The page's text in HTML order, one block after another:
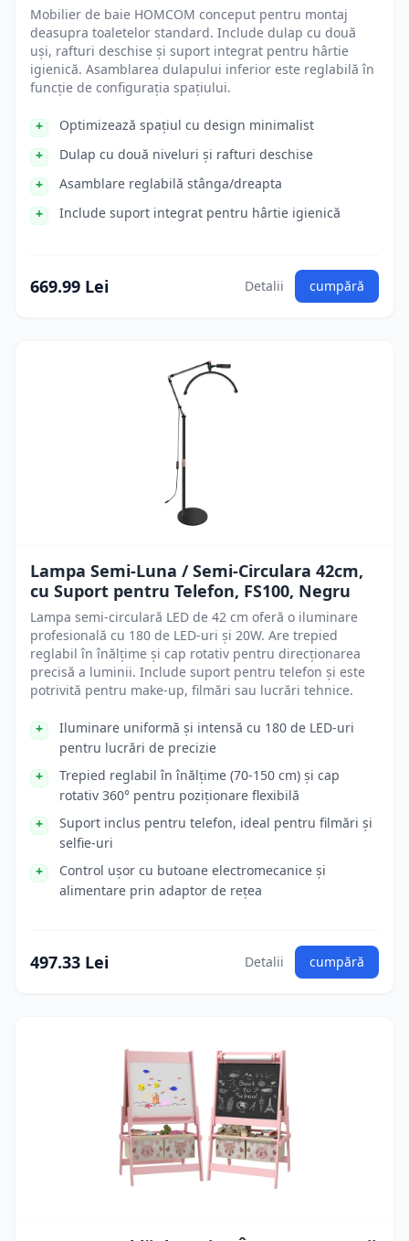
Mobilier de baie HOMCOM conceput pentru montaj
deasupra toaletelor standard. Include dulap cu două
uși, rafturi deschise și suport integrat pentru hârtie
igienică. Asamblarea dulapului inferior este reglabilă în
funcție de configurația spațiului.
Optimizează spațiul cu design minimalist
Dulap cu două niveluri și rafturi deschise
Asamblare reglabilă stânga/dreapta
Include suport integrat pentru hârtie igienică
669.99 Lei Detalii cumpără
Lampa Semi-Luna / Semi-Circulara 42cm,
cu Suport pentru Telefon, FS100, Negru
Lampa semi-circulară LED de 42 cm oferă o iluminare
profesională cu 180 de LED-uri și 20W. Are trepied
reglabil în înălțime și cap rotativ pentru direcționarea
precisă a luminii. Include suport pentru telefon și este
potrivită pentru make-up, filmări sau lucrări tehnice.
Iluminare uniformă și intensă cu 180 de LED-uri
pentru lucrări de precizie
Trepied reglabil în înălțime (70-150 cm) și cap
rotativ 360° pentru poziționare flexibilă
Suport inclus pentru telefon, ideal pentru filmări și
selfie-uri
Control ușor cu butoane electromecanice și
alimentare prin adaptor de rețea
497.33 Lei Detalii cumpără